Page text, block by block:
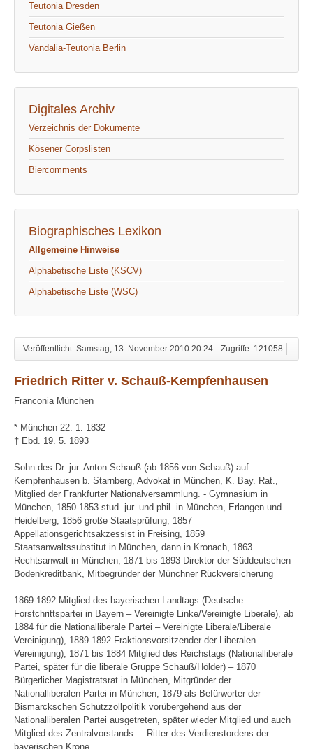
Teutonia Dresden
Teutonia Gießen
Vandalia-Teutonia Berlin
Digitales Archiv
Verzeichnis der Dokumente
Kösener Corpslisten
Biercomments
Biographisches Lexikon
Allgemeine Hinweise
Alphabetische Liste (KSCV)
Alphabetische Liste (WSC)
Veröffentlicht: Samstag, 13. November 2010 20:24 Zugriffe: 121058
Friedrich Ritter v. Schauß-Kempfenhausen
Franconia München
* München 22. 1. 1832
† Ebd. 19. 5. 1893
Sohn des Dr. jur. Anton Schauß (ab 1856 von Schauß) auf
Kempfenhausen b. Starnberg, Advokat in München, K. Bay. Rat.,
Mitglied der Frankfurter Nationalversammlung. - Gymnasium in
München, 1850-1853 stud. jur. und phil. in München, Erlangen und
Heidelberg, 1856 große Staatsprüfung, 1857
Appellationsgerichtsakzessist in Freising, 1859
Staatsanwaltssubstitut in München, dann in Kronach, 1863
Rechtsanwalt in München, 1871 bis 1893 Direktor der Süddeutschen
Bodenkreditbank, Mitbegründer der Münchner Rückversicherung
1869-1892 Mitglied des bayerischen Landtags (Deutsche
Forstchrittspartei in Bayern – Vereinigte Linke/Vereinigte Liberale), ab
1884 für die Nationalliberale Partei – Vereinigte Liberale/Liberale
Vereinigung), 1889-1892 Fraktionsvorsitzender der Liberalen
Vereinigung), 1871 bis 1884 Mitglied des Reichstags (Nationalliberale
Partei, später für die liberale Gruppe Schauß/Hölder) – 1870
Bürgerlicher Magistratsrat in München, Mitgründer der
Nationalliberalen Partei in München, 1879 als Befürworter der
Bismarckschen Schutzzollpolitik vorübergehend aus der
Nationalliberalen Partei ausgetreten, später wieder Mitglied und auch
Mitglied des Zentralvorstands. – Ritter des Verdienstordens der
bayerischen Krone.